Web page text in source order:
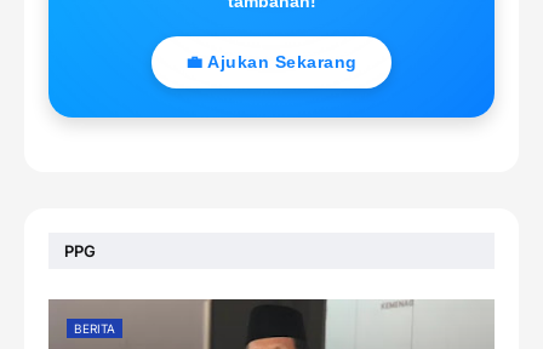
💼 Ajukan Sekarang
PPG
BERITA